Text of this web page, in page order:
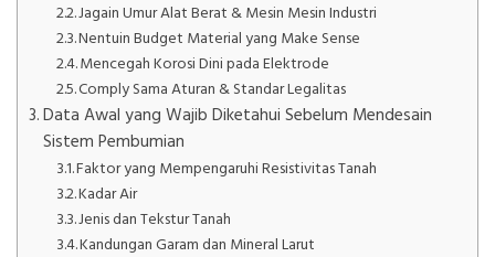
Jagain Umur Alat Berat & Mesin Mesin Industri
Nentuin Budget Material yang Make Sense
Mencegah Korosi Dini pada Elektrode
Comply Sama Aturan & Standar Legalitas
Data Awal yang Wajib Diketahui Sebelum Mendesain
Sistem Pembumian
Faktor yang Mempengaruhi Resistivitas Tanah
Kadar Air
Jenis dan Tekstur Tanah
Kandungan Garam dan Mineral Larut